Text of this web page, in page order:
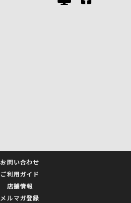
お問い合わせ
ご利用ガイド
店舗情報
メルマガ登録